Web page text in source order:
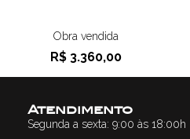
Obra vendida
R$ 3.360,00
Atendimento
Segunda a sexta: 9:00 às 18:00h